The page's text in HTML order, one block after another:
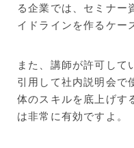
る企業では、セミナー
イドラインを作るケー
また、講師が許可して
引用して社内説明会で
体のスキルを底上げす
は非常に有効ですよ。